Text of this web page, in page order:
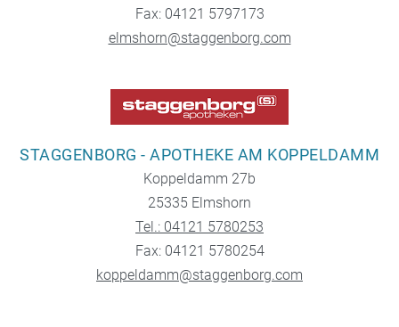
Fax: 04121 5797173
elmshorn@staggenborg.com
STAGGENBORG - APOTHEKE AM KOPPELDAMM
Koppeldamm 27b
25335 Elmshorn
Tel.: 04121 5780253
Fax: 04121 5780254
koppeldamm@staggenborg.com